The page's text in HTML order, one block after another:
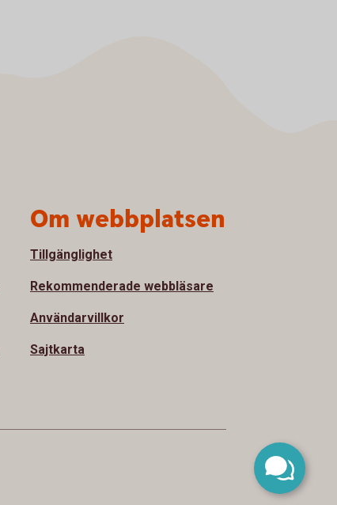
Om webbplatsen
Tillgänglighet
Rekommenderade webbläsare
Användarvillkor
Sajtkarta